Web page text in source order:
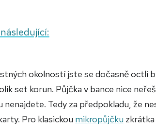
okolností jste se dočasně octli
set korun. Půjčka v bance nice
Tedy za předpokladu, že
Pro klasickou mikropůjčku